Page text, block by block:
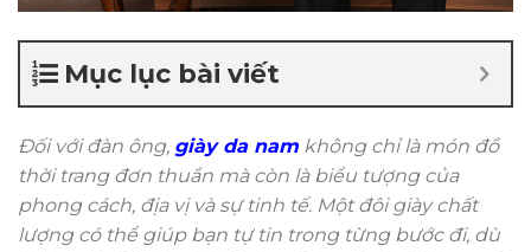
Mục lục bài viết
Đối với đàn ông, giày da nam không chỉ là món đồ
thời trang đơn thuần mà còn là biểu tượng của
phong cách, địa vị và sự tinh tế. Một đôi giày chất
lượng có thể giúp bạn tự tin trong từng bước đi, dù